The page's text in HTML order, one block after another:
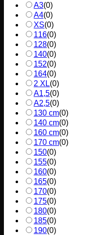
A3(0)
A4(0)
XS(0)
116(0)
128(0)
140(0)
152(0)
164(0)
2 XL(0)
A1,5(0)
A2,5(0)
130 cm(0)
140 cm(0)
160 cm(0)
170 cm(0)
150(0)
155(0)
160(0)
165(0)
170(0)
175(0)
180(0)
185(0)
190(0)